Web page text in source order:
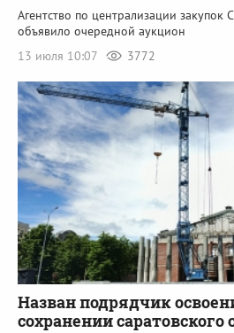
Агентство по централизации закупок
объявило очередной аукцион
13 июля 10:07
3772
Назван подрядчик
сохранении саратовского